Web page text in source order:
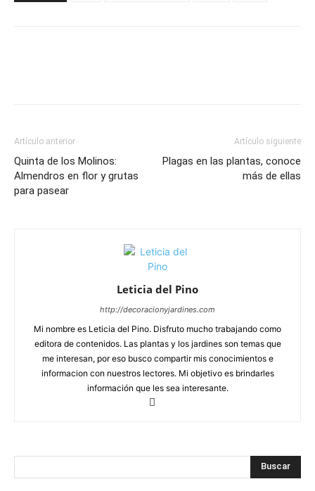
Artículo anterior
Quinta de los Molinos:
Almendros en flor y grutas
para pasear
Artículo siguiente
Plagas en las plantas, conoce
más de ellas
Leticia del Pino
http://decoracionyjardines.com
Mi nombre es Leticia del Pino. Disfruto mucho trabajando como
editora de contenidos. Las plantas y los jardines son temas que
me interesan, por eso busco compartir mis conocimientos e
informacion con nuestros lectores. Mi objetivo es brindarles
información que les sea interesante.